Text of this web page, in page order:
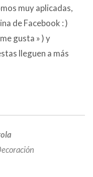
muy aplicadas,
de Facebook : )
gusta » ) y
lleguen a más